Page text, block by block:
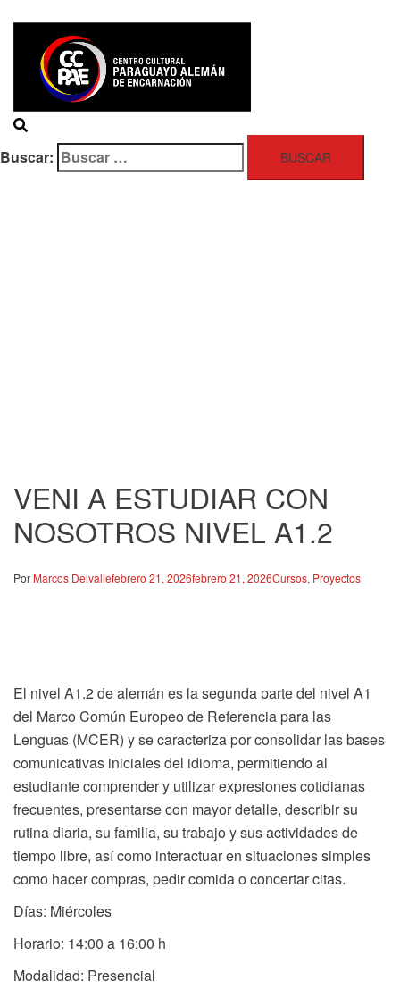
Buscar:
VENI A ESTUDIAR CON
NOSOTROS NIVEL A1.2
PorMarcos Delvallefebrero 21, 2026febrero 21, 2026Cursos, Proyectos
El nivel A1.2 de alemán es la segunda parte del nivel A1
del Marco Común Europeo de Referencia para las
Lenguas (MCER) y se caracteriza por consolidar las bases
comunicativas iniciales del idioma, permitiendo al
estudiante comprender y utilizar expresiones cotidianas
frecuentes, presentarse con mayor detalle, describir su
rutina diaria, su familia, su trabajo y sus actividades de
tiempo libre, así como interactuar en situaciones simples
como hacer compras, pedir comida o concertar citas.
Días: Miércoles
Horario: 14:00 a 16:00 h
Modalidad: Presencial